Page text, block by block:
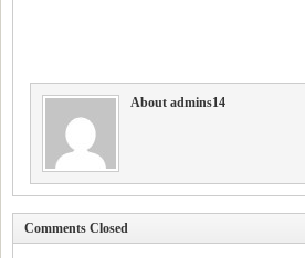
About admins14
Comments Closed